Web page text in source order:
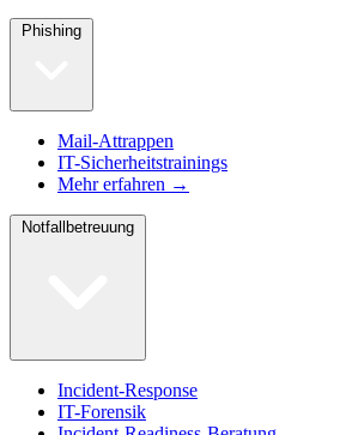
Mail-Attrappen
IT-Sicherheitstrainings
Mehr erfahren →
Incident-Response
IT-Forensik